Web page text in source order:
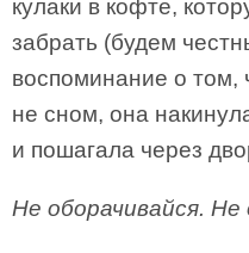
кулаки в кофте,
забрать (будем
воспоминание о том,
не сном, она
и пошагала через
Не оборачивайся. Не